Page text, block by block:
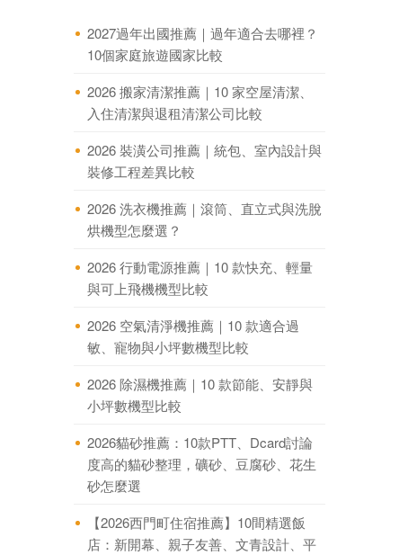
2027過年出國推薦｜過年適合去哪裡？
10個家庭旅遊國家比較
2026 搬家清潔推薦｜10 家空屋清潔、
入住清潔與退租清潔公司比較
2026 裝潢公司推薦｜統包、室內設計與
裝修工程差異比較
2026 洗衣機推薦｜滾筒、直立式與洗脫
烘機型怎麼選？
2026 行動電源推薦｜10 款快充、輕量
與可上飛機機型比較
2026 空氣清淨機推薦｜10 款適合過
敏、寵物與小坪數機型比較
2026 除濕機推薦｜10 款節能、安靜與
小坪數機型比較
2026貓砂推薦：10款PTT、Dcard討論
度高的貓砂整理，礦砂、豆腐砂、花生
砂怎麼選
【2026西門町住宿推薦】10間精選飯
店：新開幕、親子友善、文青設計、平